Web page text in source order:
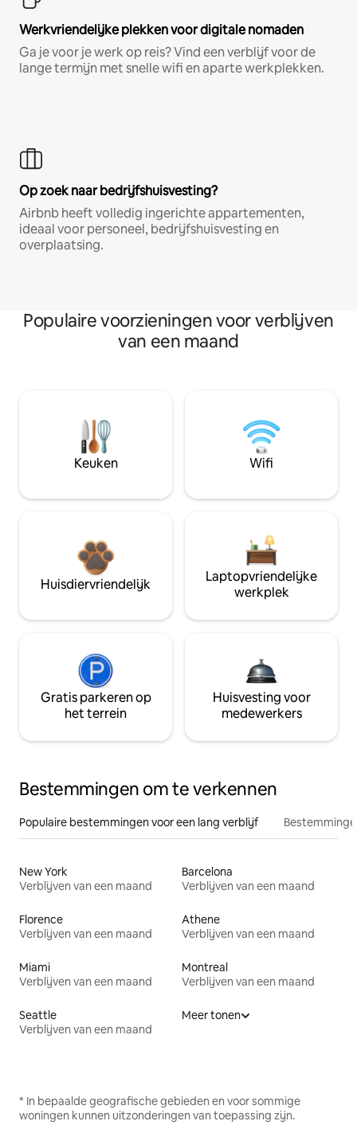
Werkvriendelijke plekken voor digitale nomaden
Ga je voor je werk op reis? Vind een verblijf voor de
lange termijn met snelle wifi en aparte werkplekken.
Op zoek naar bedrijfshuisvesting?
Airbnb heeft volledig ingerichte appartementen,
ideaal voor personeel, bedrijfshuisvesting en
overplaatsing.
Populaire voorzieningen voor verblijven
van een maand
Keuken Wifi
Huisdiervriendelijk
Laptopvriendelijke
werkplek
Gratis parkeren op
het terrein
Huisvesting voor
medewerkers
Bestemmingen om te verkennen
Populaire bestemmingen voor een lang verblijf
New York
Verblijven van een maand
Barcelona
Verblijven van een maand
Florence
Verblijven van een maand
Athene
Verblijven van een maand
Miami
Verblijven van een maand
Montreal
Verblijven van een maand
Seattle
Verblijven van een maand
Meer tonen
* In bepaalde geografische gebieden en voor sommige
woningen kunnen uitzonderingen van toepassing zijn.